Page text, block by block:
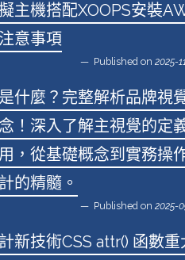
主機搭配XOOPS安裝
意事項
Published on 2025-
什麼？完整解析品牌視
！深入了解主視覺的定
，從基礎概念到實務操
的精髓。
Published on 2025-
新技術CSS attr() 函數重